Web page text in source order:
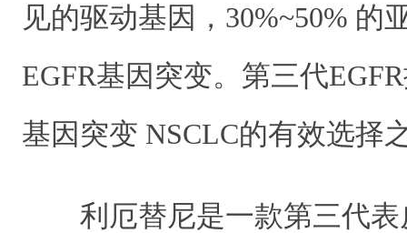
见的驱动基因，30%~50% 的
EGFR基因突变。第三代
基因突变 NSCLC的有效选择
利厄替尼是一款第三代